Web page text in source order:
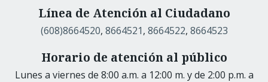
Línea de Atención al Ciudadano
(608)8664520, 8664521, 8664522, 8664523
Horario de atención al público
Lunes a viernes de 8:00 a.m. a 12:00 m. y de 2:00 p.m. a